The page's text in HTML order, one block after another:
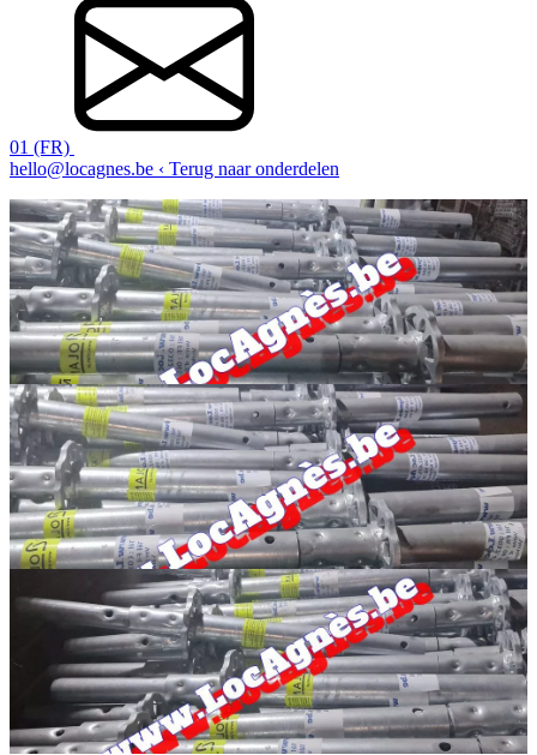
01 (FR)
hello@locagnes.be ‹ Terug naar onderdelen